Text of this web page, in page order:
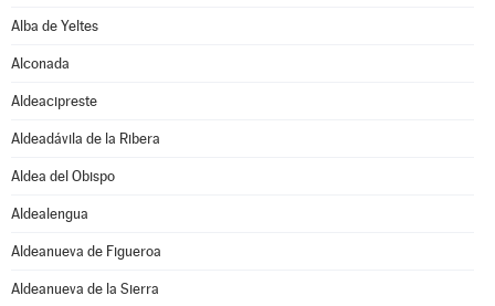
Alba de Yeltes
Alconada
Aldeacipreste
Aldeadávila de la Ribera
Aldea del Obispo
Aldealengua
Aldeanueva de Figueroa
Aldeanueva de la Sierra